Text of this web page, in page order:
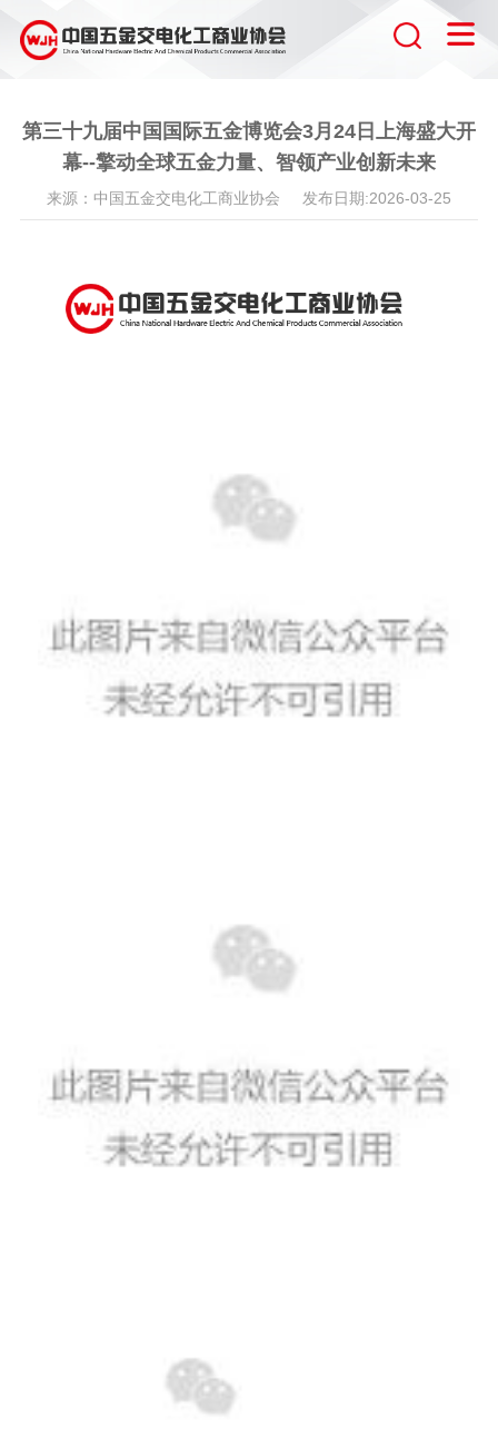
第三十九届中国国际五金博览会3月24日上海盛大开
幕--擎动全球五金力量、智领产业创新未来
来源：中国五金交电化工商业协会 发布日期:2026-03-25